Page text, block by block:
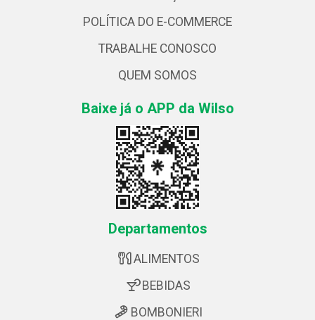
POLÍTICA DO E-COMMERCE
TRABALHE CONOSCO
QUEM SOMOS
Baixe já o APP da Wilso
Departamentos
ALIMENTOS
BEBIDAS
BOMBONIERI